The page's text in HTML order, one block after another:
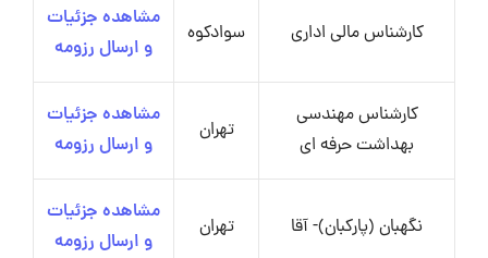
کارشناس مالی اداری سوادکوه
مشاهده جزئیات
و ارسال رزومه
کارشناس مهندسی
بهداشت حرفه ای
تهران
مشاهده جزئیات
و ارسال رزومه
نگهبان (پارکبان)- آقا تهران
مشاهده جزئیات
و ارسال رزومه